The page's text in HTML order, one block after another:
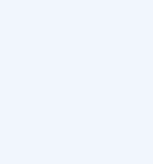
digital no ensino presencial